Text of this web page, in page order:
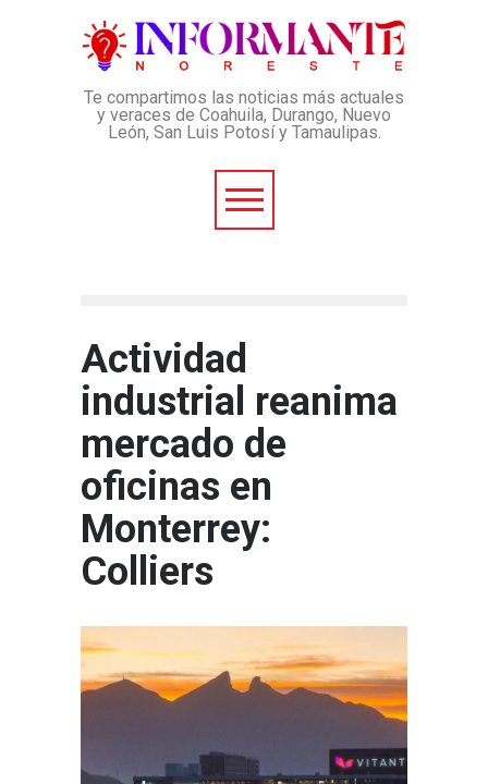
Te compartimos las noticias más actuales
y veraces de Coahuila, Durango, Nuevo
León, San Luis Potosí y Tamaulipas.
Actividad
industrial reanima
mercado de
oficinas en
Monterrey:
Colliers